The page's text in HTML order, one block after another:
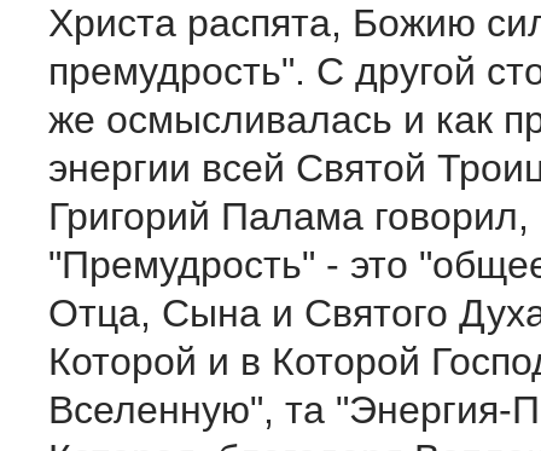
Христа распята, Божию
премудрость". С другой
же осмысливалась и как
энергии всей Святой
Григорий Палама говорил,
"Премудрость" - это
Отца, Сына и Святого
Которой и в Которой
Вселенную", та "Энергия-